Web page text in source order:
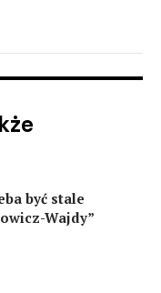
być stale
Wajdy”